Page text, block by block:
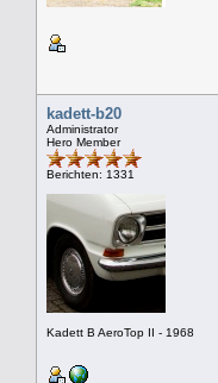
kadett-b20
Administrator
Hero Member
Berichten: 1331
Kadett B AeroTop II - 1968